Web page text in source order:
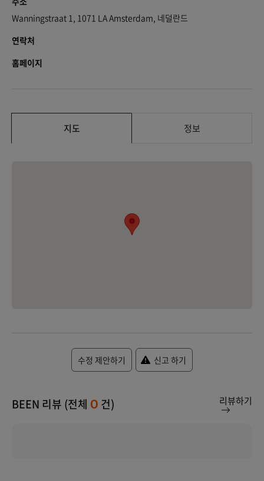
Wanningstraat 1, 1071 LA Amsterdam, 네덜란드
연락처
홈페이지
지도 정보
수정 제안하기 신고 하기
BEEN 리뷰 (전체 0 건) 리뷰하기